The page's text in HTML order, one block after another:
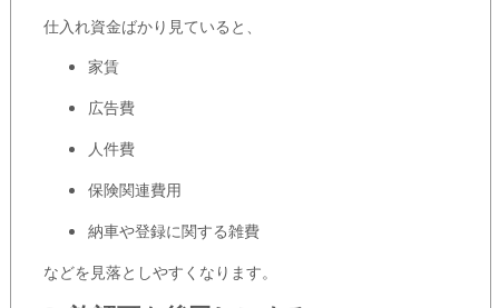
仕入れ資金ばかり見ていると、
家賃
広告費
人件費
保険関連費用
納車や登録に関する雑費
などを見落としやすくなります。